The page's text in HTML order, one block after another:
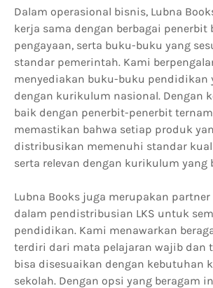
Dalam operasional bisnis, Lubna
kerja sama dengan berbagai penerbit
pengayaan, serta buku-buku yang
standar pemerintah. Kami
menyediakan buku-buku pendidikan
dengan kurikulum nasional. Dengan
baik dengan penerbit-penerbit
memastikan bahwa setiap produk
distribusikan memenuhi standar
serta relevan dengan kurikulum yang
Lubna Books juga merupakan partner
dalam pendistribusian LKS untuk
pendidikan. Kami menawarkan
terdiri dari mata pelajaran wajib dan
bisa disesuaikan dengan kebutuhan
sekolah. Dengan opsi yang beragam